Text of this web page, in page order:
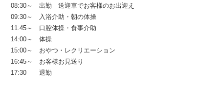
08:30～ 出勤 送迎車でお客様のお出迎え
09:30～ 入浴介助・朝の体操
11:45～ 口腔体操・食事介助
14:00～ 体操
15:00～ おやつ・レクリエーション
16:45～ お客様お見送り
17:30 退勤